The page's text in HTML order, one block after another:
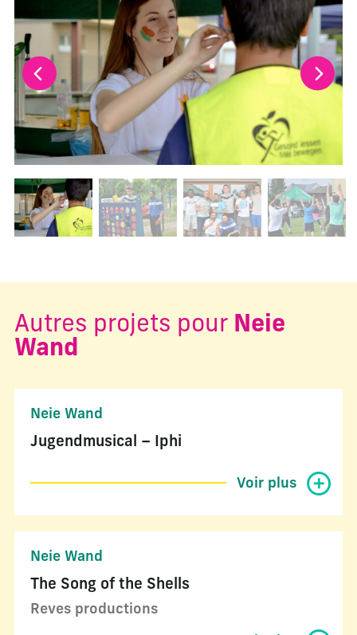
Changer la diapositive actuelle de ce carrousel
Autres projets pour Neie
Wand
Neie Wand
Jugendmusical – Iphi
Voir plus
Neie Wand
The Song of the Shells
Reves productions